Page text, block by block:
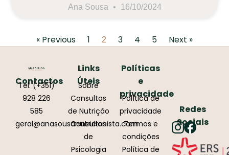
Ana Sousa 16/10/2024
« Previous 1 2 3 4 5 Next »
Contactos
Tel: (+351)
928 226
585
geral@anasousanutricionista.com
Links
Úteis
Sobre
Consultas
de Nutrição
Consultas
de
Psicologia
Políticas
e
privacidade
Política de
privacidade
Termos e
condições
Política de
Redes
Sociais